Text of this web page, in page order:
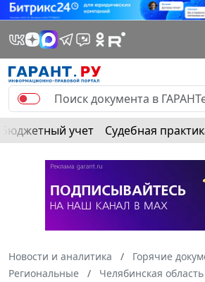
Бюджетный учет Судебная
Новости и аналитика
Горячие
Региональные
Челябинская область